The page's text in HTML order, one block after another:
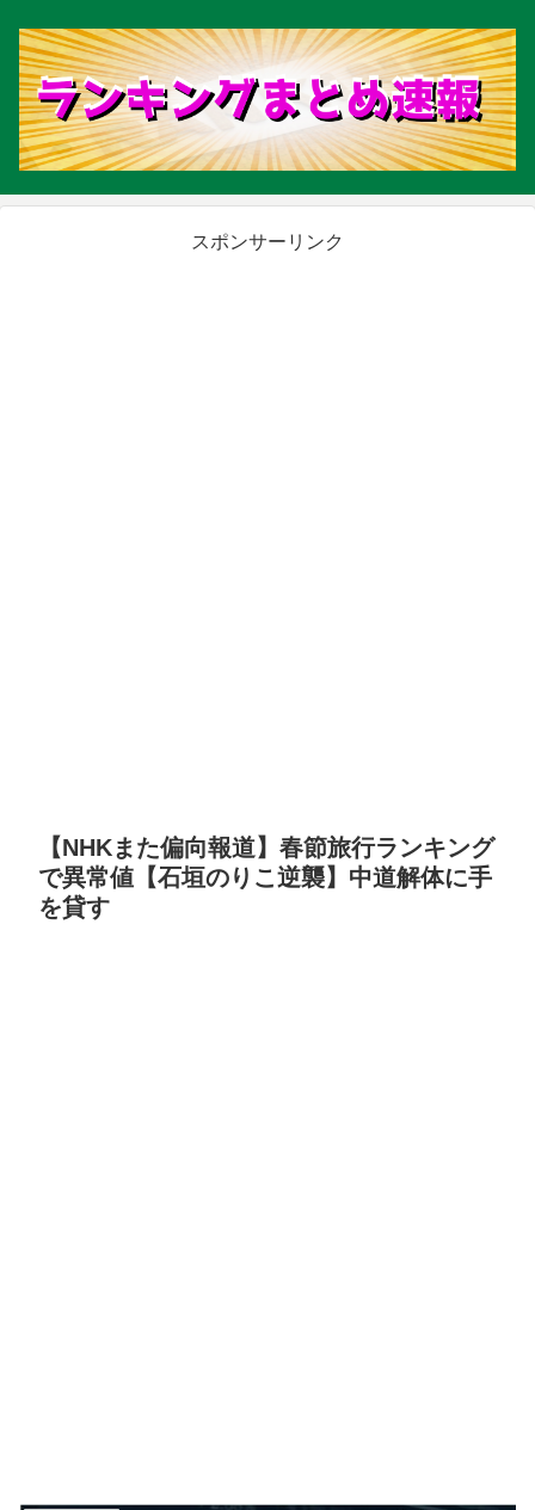
スポンサーリンク
【NHKまた偏向報道】春節旅行ランキング
で異常値【石垣のりこ逆襲】中道解体に手
を貸す